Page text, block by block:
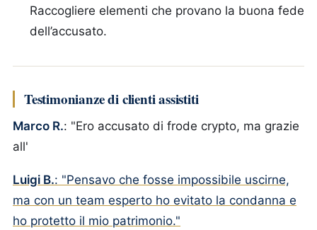
Raccogliere elementi che provano la buona fede
dell’accusato.
Testimonianze di clienti assistiti
Marco R.: "Ero accusato di frode crypto, ma grazie
all'
Luigi B.: "Pensavo che fosse impossibile uscirne,
ma con un team esperto ho evitato la condanna e
ho protetto il mio patrimonio."